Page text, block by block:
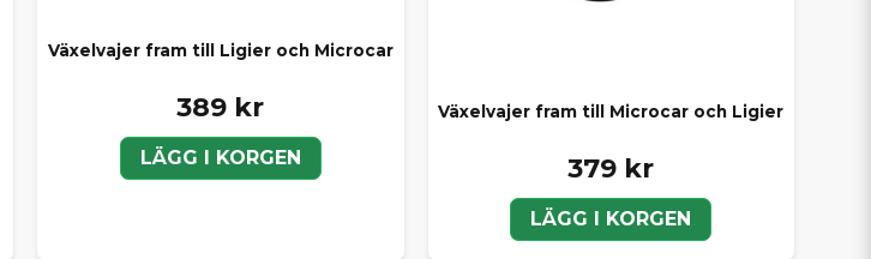
Växelvajer fram till Ligier och Microcar
389 kr
LÄGG I KORGEN
Växelvajer fram till Microcar och Ligier
379 kr
LÄGG I KORGEN